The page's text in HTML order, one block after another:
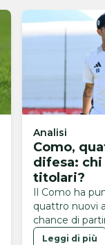
Analisi
Como,
difesa: chi
titolari?
Il Como ha
quattro nuovi
chance di
Leggi di più